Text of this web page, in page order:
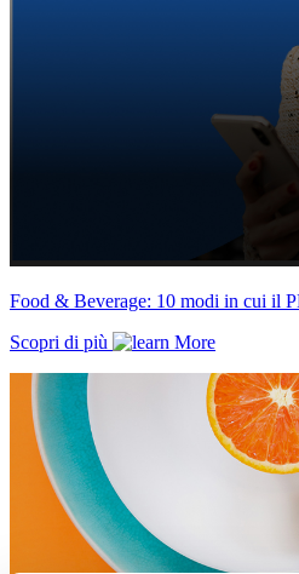
Food & Beverage: 10 modi in cui il
Scopri di più